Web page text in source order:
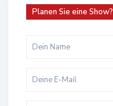
Planen Sie eine Show?